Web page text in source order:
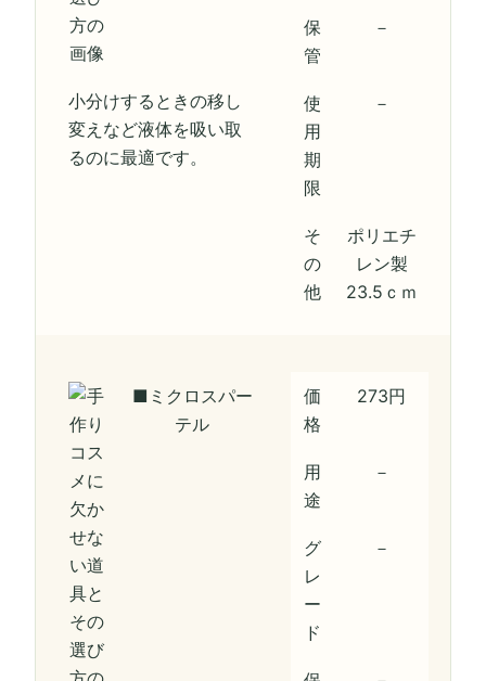
小分けするときの移し
変えなど液体を吸い取
るのに最適です。
保
管
－
使
用
期
限
－
そ
の
他
ポリエチ
レン製
23.5ｃｍ
■ミクロスパー
テル
価
格
273円
用
途
－
グ
レ
ー
ド
－